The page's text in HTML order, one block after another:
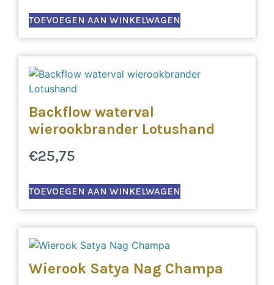
TOEVOEGEN AAN WINKELWAGEN
Backflow waterval
wierookbrander Lotushand
€25,75
TOEVOEGEN AAN WINKELWAGEN
Wierook Satya Nag Champa